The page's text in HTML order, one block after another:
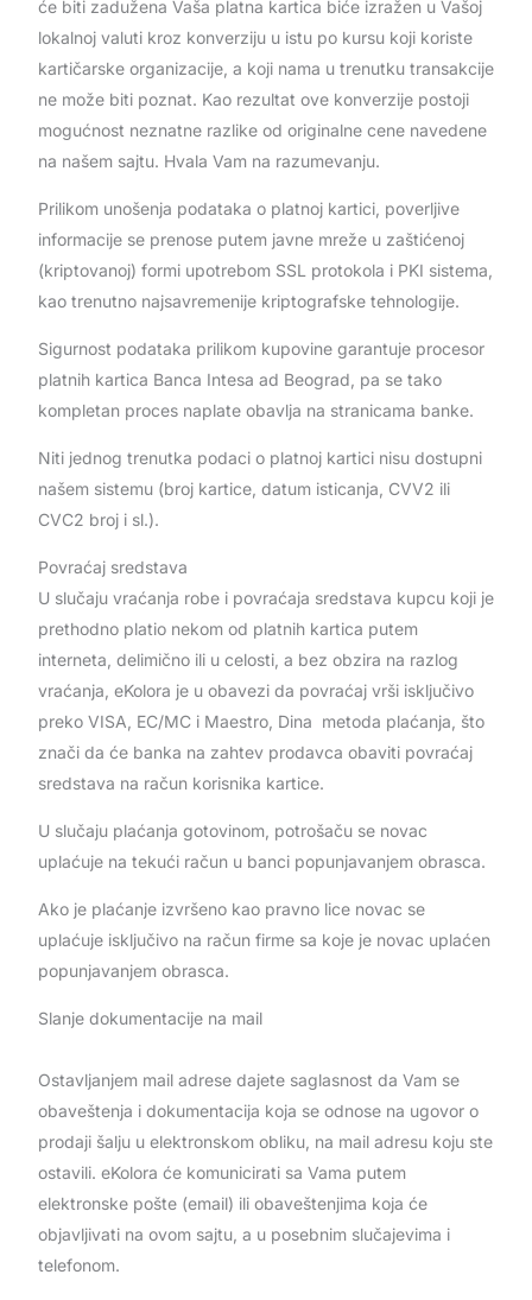
će biti zadužena Vaša platna kartica biće izražen u Vašoj
lokalnoj valuti kroz konverziju u istu po kursu koji koriste
kartičarske organizacije, a koji nama u trenutku transakcije
ne može biti poznat. Kao rezultat ove konverzije postoji
mogućnost neznatne razlike od originalne cene navedene
na našem sajtu. Hvala Vam na razumevanju.
Prilikom unošenja podataka o platnoj kartici, poverljive
informacije se prenose putem javne mreže u zaštićenoj
(kriptovanoj) formi upotrebom SSL protokola i PKI sistema,
kao trenutno najsavremenije kriptografske tehnologije.
Sigurnost podataka prilikom kupovine garantuje procesor
platnih kartica Banca Intesa ad Beograd, pa se tako
kompletan proces naplate obavlja na stranicama banke.
Niti jednog trenutka podaci o platnoj kartici nisu dostupni
našem sistemu (broj kartice, datum isticanja, CVV2 ili
CVC2 broj i sl.).
Povraćaj sredstava
U slučaju vraćanja robe i povraćaja sredstava kupcu koji je
prethodno platio nekom od platnih kartica putem
interneta, delimično ili u celosti, a bez obzira na razlog
vraćanja, eKolora je u obavezi da povraćaj vrši isključivo
preko VISA, EC/MC i Maestro, Dina metoda plaćanja, što
znači da će banka na zahtev prodavca obaviti povraćaj
sredstava na račun korisnika kartice.
U slučaju plaćanja gotovinom, potrošaču se novac
uplaćuje na tekući račun u banci popunjavanjem obrasca.
Ako je plaćanje izvršeno kao pravno lice novac se
uplaćuje isključivo na račun firme sa koje je novac uplaćen
popunjavanjem obrasca.
Slanje dokumentacije na mail
Ostavljanjem mail adrese dajete saglasnost da Vam se
obaveštenja i dokumentacija koja se odnose na ugovor o
prodaji šalju u elektronskom obliku, na mail adresu koju ste
ostavili. eKolora će komunicirati sa Vama putem
elektronske pošte (email) ili obaveštenjima koja će
objavljivati na ovom sajtu, a u posebnim slučajevima i
telefonom.